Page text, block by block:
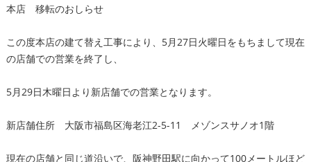
本店 移転のおしらせ
この度本店の建て替え工事により、5月27日火曜日をもちまして現在
の店舗での営業を終了し、
5月29日木曜日より新店舗での営業となります。
新店舗住所 大阪市福島区海老江2-5-11 メゾンスサノオ1階
現在の店舗と同じ道沿いで、阪神野田駅に向かって100メートルほど